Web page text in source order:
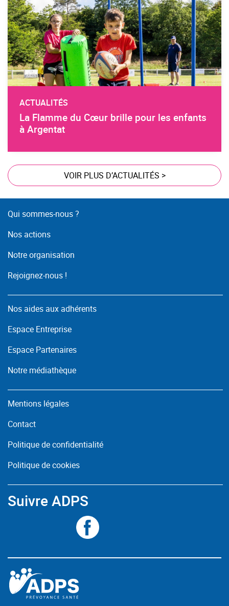
ACTUALITÉS
La Flamme du Cœur brille pour les enfants
à Argentat
VOIR PLUS D’ACTUALITÉS >
Qui sommes-nous ?
Nos actions
Notre organisation
Rejoignez-nous !
Nos aides aux adhérents
Espace Entreprise
Espace Partenaires
Notre médiathèque
Mentions légales
Contact
Politique de confidentialité
Politique de cookies
Suivre ADPS